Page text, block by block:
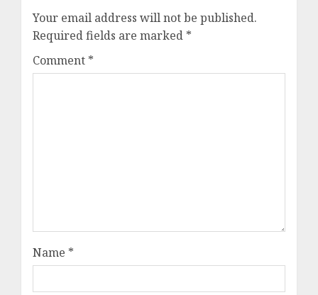
Your email address will not be published.
Required fields are marked *
Comment *
Name *